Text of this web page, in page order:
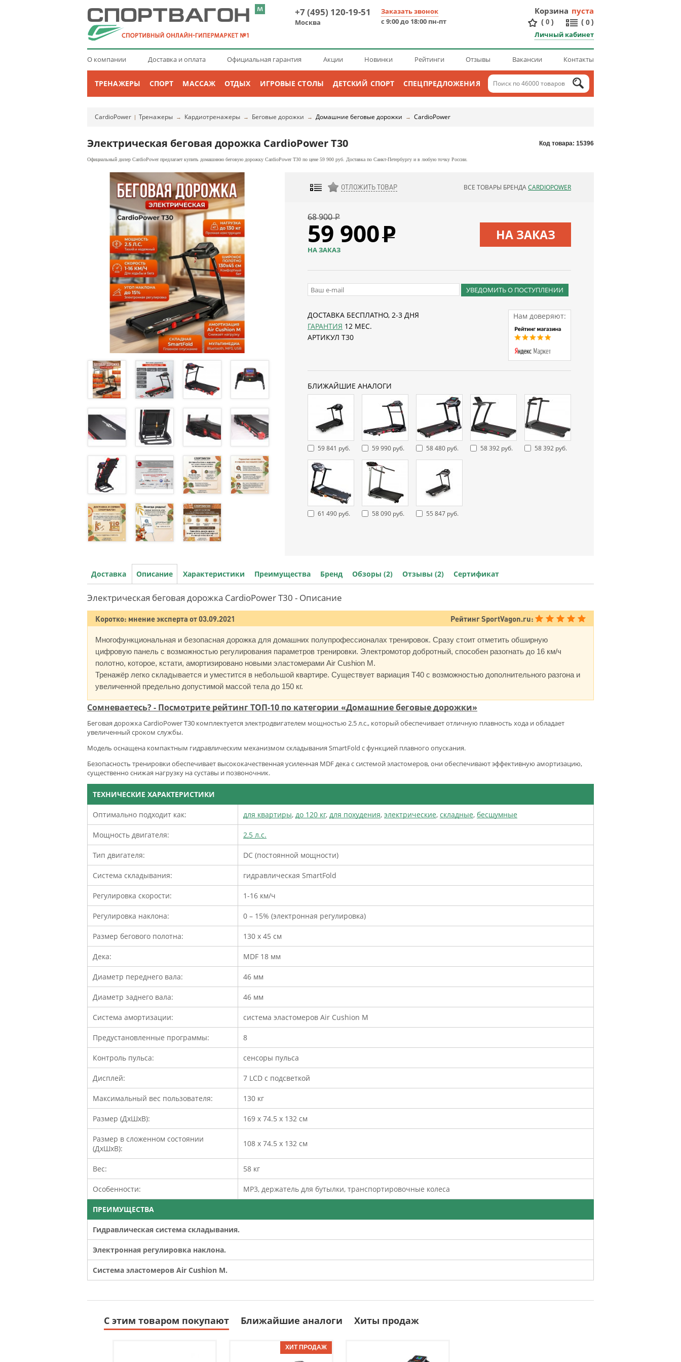
+7 (495) 120-19-51
Москва
Заказать звонок
с 9:00 до 18:00 пн-пт
Корзина пуста
( 0 ) ( 0 )
Личный кабинет
О компании Доставка и оплата Официальная гарантия Акции Новинки Рейтинги Отзывы Вакансии Контакты
ТРЕНАЖЕРЫ СПОРТ МАССАЖ ОТДЫХ ИГРОВЫЕ СТОЛЫ ДЕТСКИЙ СПОРТ СПЕЦПРЕДЛОЖЕНИЯ
CardioPower | Тренажеры → Кардиотренажеры → Беговые дорожки → Домашние беговые дорожки → CardioPower
Код товара: 15396
Электрическая беговая дорожка CardioPower T30
Официальный дилер CardioPower предлагает купить домашнюю беговую дорожку CardioPower T30 по цене 59 900 руб. Доставка по Санкт-Петербургу и в любую точку России.
ДОБАВИТЬ К СРАВНЕНИЮ ОБНОВЛЯЮ СПИСОК
ОТЛОЖИТЬ ТОВАР ВСЕ ТОВАРЫ БРЕНДАCARDIOPOWER
68 900 Р
59 900Р
НА ЗАКАЗ
НА ЗАКАЗ
УВЕДОМИТЬ О ПОСТУПЛЕНИИ
ДОСТАВКА БЕСПЛАТНО, 2-3 ДНЯ
ГАРАНТИЯ 12 МЕС.
АРТИКУЛ T30
Нам доверяют:
БЛИЖАЙШИЕ АНАЛОГИ
59 841 руб. 59 990 руб. 58 480 руб. 58 392 руб. 58 392 руб.
61 490 руб. 58 090 руб. 55 847 руб.
Доставка Описание Характеристики Преимущества Бренд Обзоры (2) Отзывы (2) Сертификат
Электрическая беговая дорожка CardioPower T30 - Описание
Коротко: мнение эксперта от 03.09.2021 Рейтинг SportVagon.ru:
Многофункциональная и безопасная дорожка для домашних полупрофессионалах тренировок. Сразу стоит отметить обширную
цифровую панель с возможностью регулирования параметров тренировки. Электромотор добротный, способен разогнать до 16 км/ч
полотно, которое, кстати, амортизировано новыми эластомерами Air Cushion M.
Тренажёр легко складывается и уместится в небольшой квартире. Существует вариация Т40 с возможностью дополнительного разгона и
увеличенной предельно допустимой массой тела до 150 кг.
Сомневаетесь? - Посмотрите рейтинг ТОП-10 по категории «Домашние беговые дорожки»
Беговая дорожка CardioPower T30 комплектуется электродвигателем мощностью 2.5 л.с., который обеспечивает отличную плавность хода и обладает
увеличенный сроком службы.
Модель оснащена компактным гидравлическим механизмом складывания SmartFold с функцией плавного опускания.
Безопасность тренировки обеспечивает высококачественная усиленная MDF дека с системой эластомеров, они обеспечивают эффективную амортизацию,
существенно снижая нагрузку на суставы и позвоночник.
ТЕХНИЧЕСКИЕ ХАРАКТЕРИСТИКИ
Оптимально подходит как: для квартиры, до 120 кг, для похудения, электрические, складные, бесшумные
Мощность двигателя: 2,5 л.с.
Тип двигателя: DC (постоянной мощности)
Система складывания: гидравлическая SmartFold
Регулировка скорости: 1-16 км/ч
Регулировка наклона: 0 – 15% (электронная регулировка)
Размер бегового полотна: 130 х 45 см
Дека: MDF 18 мм
Диаметр переднего вала: 46 мм
Диаметр заднего вала: 46 мм
Система амортизации: система эластомеров Air Cushion M
Предустановленные программы: 8
Контроль пульса: сенсоры пульса
Дисплей: 7 LCD с подсветкой
Максимальный вес пользователя: 130 кг
Размер (ДхШхВ): 169 x 74.5 x 132 см
Размер в сложенном состоянии
(ДхШхВ):
108 x 74.5 x 132 см
Вес: 58 кг
Особенности: MP3, держатель для бутылки, транспортировочные колеса
ПРЕИМУЩЕСТВА
Гидравлическая система складывания.
Электронная регулировка наклона.
Система эластомеров Air Cushion M.
С этим товаром покупают Ближайшие аналоги Хиты продаж